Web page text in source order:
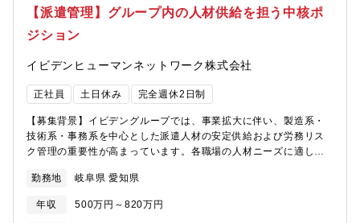
【派遣管理】グループ内の人材供給を担う中核ポ
ジション
イビデンヒューマンネットワーク株式会社
正社員 土日休み 完全週休2日制
【募集背景】イビデングループでは、事業拡大に伴い、製造系・
技術系・事務系を中心とした派遣人材の安定供給および労務リス
ク管理の重要性が高まっています。各職場の人材ニーズに適した
策・離職防止などの運用体制を強化するため、派遣管理業務を担
っていただける方を募集します。【ミッション・業務】派遣サポ
ート部にて、イビデングループ各社に向けた派遣人材の安定供
勤務地 岐阜県 愛知県
年収 500万円～820万円